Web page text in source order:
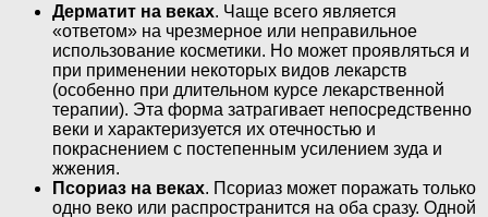
Дерматит на веках. Чаще всего является
«ответом» на чрезмерное или неправильное
использование косметики. Но может проявляться и
при применении некоторых видов лекарств
(особенно при длительном курсе лекарственной
терапии). Эта форма затрагивает непосредственно
веки и характеризуется их отечностью и
покраснением с постепенным усилением зуда и
жжения.
Псориаз на веках. Псориаз может поражать только
одно веко или распространится на оба сразу. Одной